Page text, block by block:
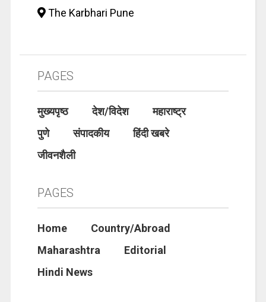
The Karbhari Pune
PAGES
मुख्यपृष्ठ देश/विदेश
महाराष्ट्र
पुणे
संपादकीय
हिंदी खबरे
जीवनशैली
PAGES
Home
Country/Abroad
Maharashtra
Editorial
Hindi News